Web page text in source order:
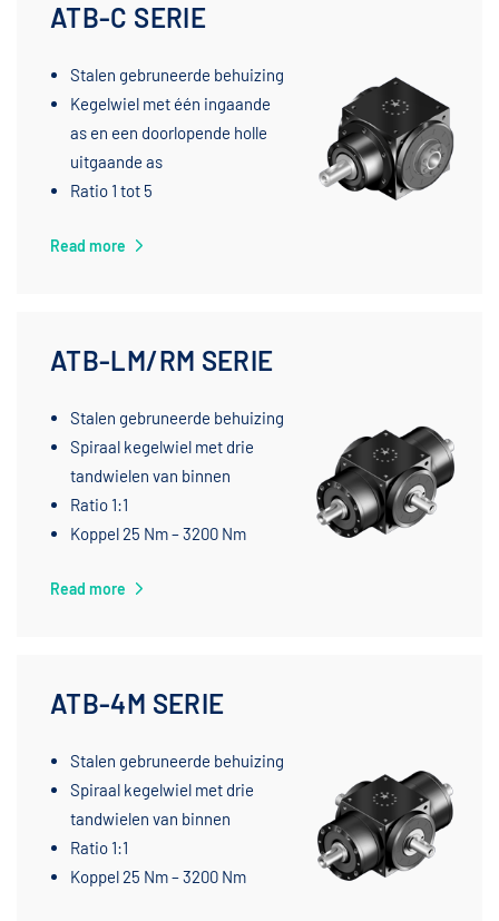
ATB-C SERIE
Stalen gebruneerde behuizing
Kegelwiel met één ingaande
as en een doorlopende holle
uitgaande as
Ratio 1 tot 5
Read more
ATB-LM/RM SERIE
Stalen gebruneerde behuizing
Spiraal kegelwiel met drie
tandwielen van binnen
Ratio 1:1
Koppel 25 Nm – 3200 Nm
Read more
ATB-4M SERIE
Stalen gebruneerde behuizing
Spiraal kegelwiel met drie
tandwielen van binnen
Ratio 1:1
Koppel 25 Nm – 3200 Nm